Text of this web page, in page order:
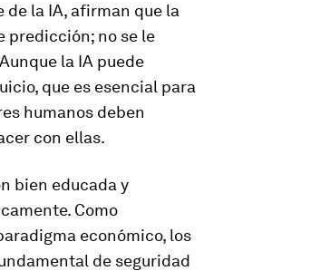
de la IA, afirman que la
predicción; no se le
la IA puede
que es esencial para
humanos deben
con ellas.
bien educada y
Como
económico, los
de seguridad